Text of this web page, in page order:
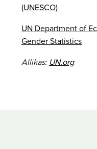
(UNESCO)
UN Department of
Gender Statistics
Allikas: UN.org